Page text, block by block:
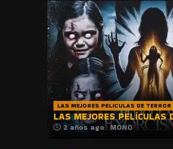
LAS MEJORES PELICULAS DE TERROR
LAS MEJORES PELÍCULAS
2 años ago MONO